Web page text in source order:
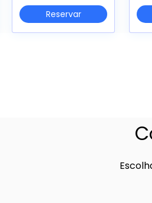
Reservar